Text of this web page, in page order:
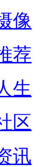
像
荐
生
区
讯